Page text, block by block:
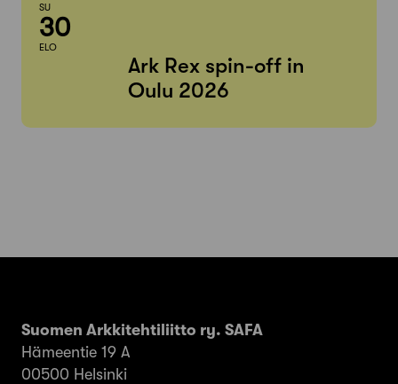
SU
30
ELO
Ark Rex spin-off in
Oulu 2026
Suomen Arkkitehtiliitto ry. SAFA
Hämeentie 19 A
00500 Helsinki